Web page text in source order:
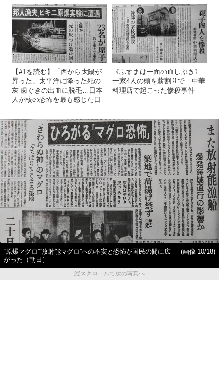
【#1を読む】「西から太陽が
昇った」太平洋に降った死の
灰 歯ぐきの出血に脱毛…日本
人が核の恐怖を最も感じた日
《ふすまは一面の血しぶき》
一家4人の頭を薪割りで…中華
料理店で起こった惨殺事件
“原爆マグロ”“放射能マグロ”への不安と恐怖が国民の間に広
がった（朝日）
(画像 10/18)
縦スクロールで次の写真へ